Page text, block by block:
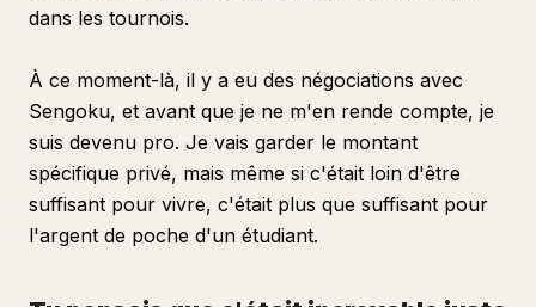
dans les tournois.
À ce moment-là, il y a eu des négociations avec
Sengoku, et avant que je ne m'en rende compte, je
suis devenu pro. Je vais garder le montant
spécifique privé, mais même si c'était loin d'être
suffisant pour vivre, c'était plus que suffisant pour
l'argent de poche d'un étudiant.